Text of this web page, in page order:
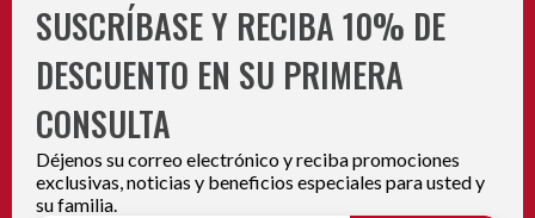
SUSCRÍBASE Y RECIBA 10% DE
DESCUENTO EN SU PRIMERA
CONSULTA
Déjenos su correo electrónico y reciba promociones
exclusivas, noticias y beneficios especiales para usted y
su familia.